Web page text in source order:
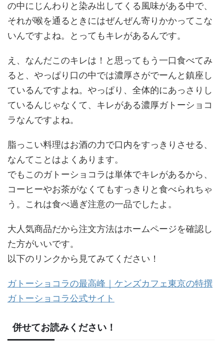
の中にじんわりと染み出してくる風味がある中で、
それが喉を通るときにはぜんぜん寄りかかってこな
いんですよね。とってもキレがあるんです。
え、なんだこのキレは！と思ってもう一口食べてみ
ると、やっぱり口の中では濃厚さがでーんと鎮座し
ているんですよね。やっぱり、全体的にあっさりし
ているんじゃなくて、キレがある濃厚ガトーショコ
ラなんですよね。
脂っこい料理はお酒の力で口内をすっきりさせる、
なんてことはよくあります。
でもこのガトーショコラは単体でキレがあるから、
コーヒーやお茶がなくてもすっきりと食べられちゃ
う。これは食べ過ぎ注意の一品でしたよ。
大人気商品だから注文方法はホームページを確認し
た方がいいです。
以下のリンクから見てみてください！
ガトーショコラの最高峰｜ケンズカフェ東京の特撰
ガトーショコラ公式サイト
併せてお読みください！